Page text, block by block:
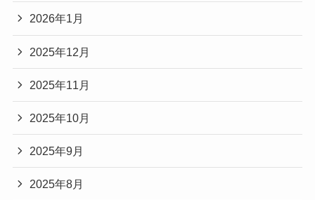
2026年1月
2025年12月
2025年11月
2025年10月
2025年9月
2025年8月